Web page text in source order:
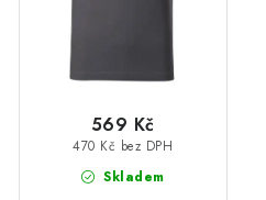
Skladem
470 Kč bez DPH
569 Kč